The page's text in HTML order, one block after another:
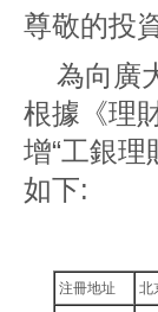
尊敬的投
為向廣
根據《理
增“工銀
如下:
注冊地址
北